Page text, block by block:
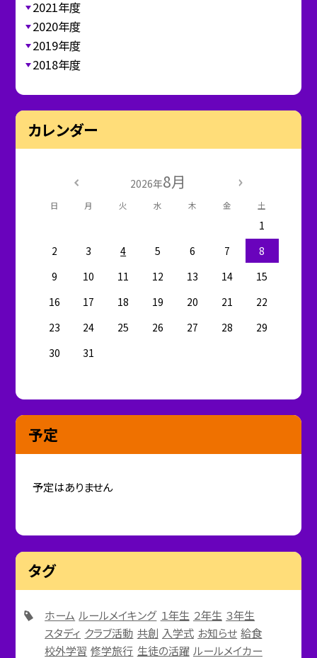
2021年度
2020年度
2019年度
2018年度
カレンダー
2026年8月
日 月 火 水 木 金 土
1
2
3 4 5 6 7
8
9
10 11 12 13 14
15
16
17 18 19 20 21
22
23
24 25 26 27 28
29
30
31
予定
予定はありません
タグ
ホーム ルールメイキング １年生 ２年生 ３年生
スタディ クラブ活動 共創 入学式 お知らせ 給食
校外学習 修学旅行 生徒の活躍 ルールメイカー